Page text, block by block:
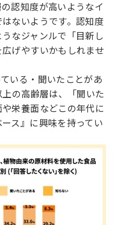
認知度が高いようなイ
ないようです。認知度
なジャンルで「目新し
げやすいかもしれませ
いる・聞いたことがあ
の高齢層は、「聞いた
栄養面などこの年代に
ス』に興味を持ってい